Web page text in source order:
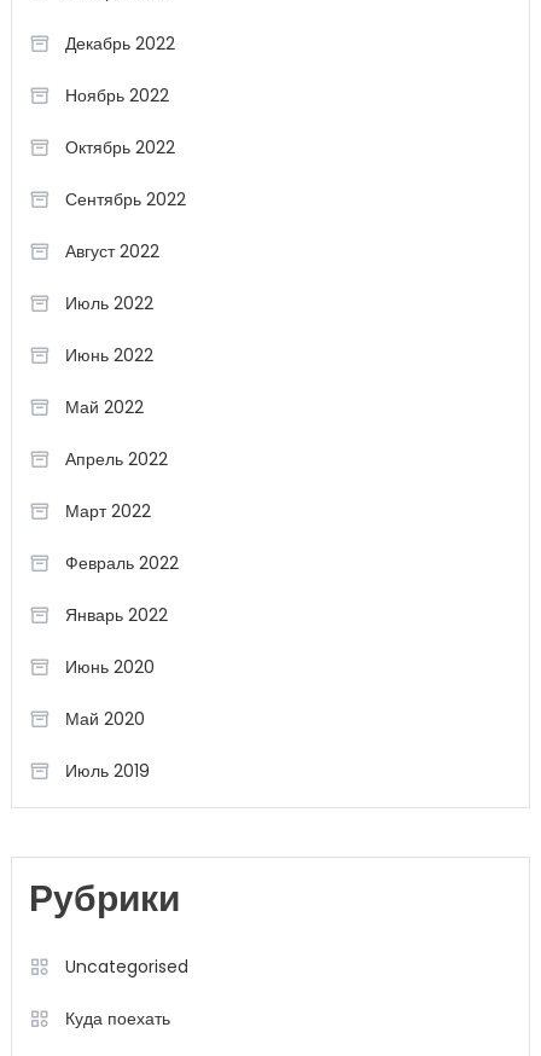
Декабрь 2022
Ноябрь 2022
Октябрь 2022
Сентябрь 2022
Август 2022
Июль 2022
Июнь 2022
Май 2022
Апрель 2022
Март 2022
Февраль 2022
Январь 2022
Июнь 2020
Май 2020
Июль 2019
Рубрики
Uncategorised
Куда поехать